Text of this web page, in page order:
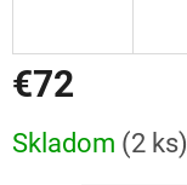
€72
cena:
Skladom (2 ks)